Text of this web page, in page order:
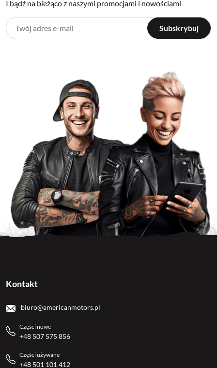
I bądź na bieżąco z naszymi promocjami i nowościami
Kontakt
biuro@americanmotors.pl
Części nowe
+48 507 575 856
Części używane
+48 501 101 412